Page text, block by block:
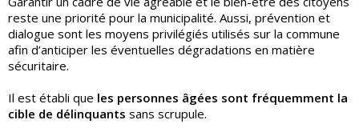
reste une priorité pour la municipalité. Aussi, prévention et
dialogue sont les moyens privilégiés utilisés sur la commune
afin d’anticiper les éventuelles dégradations en matière
sécuritaire.
Il est établi que les personnes âgées sont fréquemment la
cible de délinquants sans scrupule.